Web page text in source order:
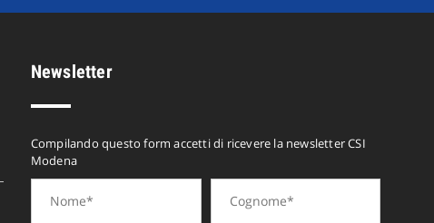
Newsletter
Compilando questo form accetti di ricevere la newsletter CSI
Modena